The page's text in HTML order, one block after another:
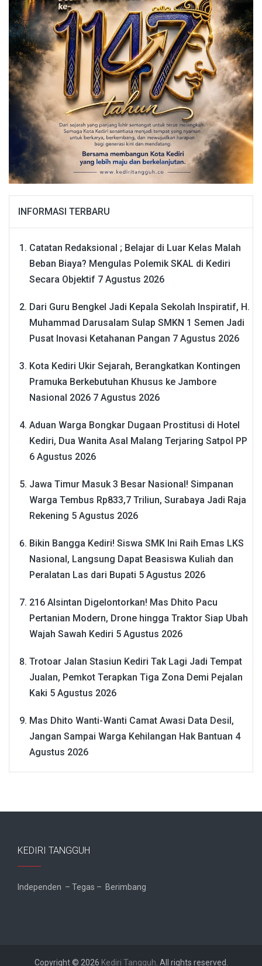
INFORMASI TERBARU
Catatan Redaksional ; Belajar di Luar Kelas Malah
Beban Biaya? Mengulas Polemik SKAL di Kediri
Secara Objektif 7 Agustus 2026
Dari Guru Bengkel Jadi Kepala Sekolah Inspiratif, H.
Muhammad Darusalam Sulap SMKN 1 Semen Jadi
Pusat Inovasi Ketahanan Pangan 7 Agustus 2026
Kota Kediri Ukir Sejarah, Berangkatkan Kontingen
Pramuka Berkebutuhan Khusus ke Jambore
Nasional 2026 7 Agustus 2026
Aduan Warga Bongkar Dugaan Prostitusi di Hotel
Kediri, Dua Wanita Asal Malang Terjaring Satpol PP
6 Agustus 2026
Jawa Timur Masuk 3 Besar Nasional! Simpanan
Warga Tembus Rp833,7 Triliun, Surabaya Jadi Raja
Rekening 5 Agustus 2026
Bikin Bangga Kediri! Siswa SMK Ini Raih Emas LKS
Nasional, Langsung Dapat Beasiswa Kuliah dan
Peralatan Las dari Bupati 5 Agustus 2026
216 Alsintan Digelontorkan! Mas Dhito Pacu
Pertanian Modern, Drone hingga Traktor Siap Ubah
Wajah Sawah Kediri 5 Agustus 2026
Trotoar Jalan Stasiun Kediri Tak Lagi Jadi Tempat
Jualan, Pemkot Terapkan Tiga Zona Demi Pejalan
Kaki 5 Agustus 2026
Mas Dhito Wanti-Wanti Camat Awasi Data Desil,
Jangan Sampai Warga Kehilangan Hak Bantuan 4
Agustus 2026
KEDIRI TANGGUH
Independen – Tegas – Berimbang
Copyright © 2026 Kediri Tangguh . All rights reserved.